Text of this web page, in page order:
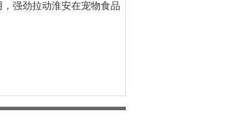
强劲拉动淮安在宠物食品